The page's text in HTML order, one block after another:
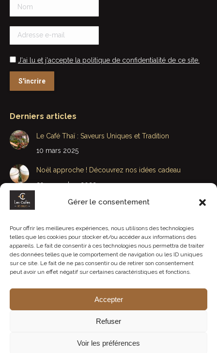
Gérer le consentement
Pour offrir les meilleures expériences, nous utilisons des technologies
telles que les cookies pour stocker et/ou accéder aux informations des
appareils. Le fait de consentir à ces technologies nous permettra de traiter
des données telles que le comportement de navigation ou les ID uniques
sur ce site. Le fait de ne pas consentir ou de retirer son consentement
peut avoir un effet négatif sur certaines caractéristiques et fonctions.
Accepter
Refuser
Voir les préférences
J'ai lu et j'accepte la politique de confidentialité de ce site.
Derniers articles
Le Café Thaï : Saveurs Uniques et Tradition
10 mars 2025
Noël approche ! Découvrez nos idées cadeau
29 novembre 2022
Bonne Fête Papa et Beau-Papa
Bonne fête Maman et Belle-Maman : J-4
3 juin 2020
+ d'infos